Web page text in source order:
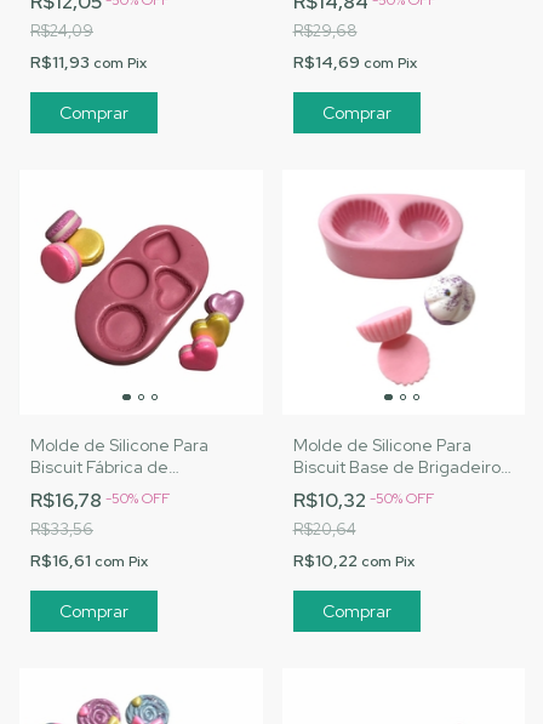
|Cód. 2817
R$24,09
R$11,93 com Pix
R$29,68
R$14,69 com Pix
Molde de Silicone Para
Biscuit Fábrica de
Macarrons da Nai - MJ
Artesanatos |Cód. 2831
R$16,78 -50%OFF
R$33,56
R$16,61 com Pix
Molde de Silicone Para
Biscuit Base de Brigadeiro
P - MJ Artesanatos |Cód.
2835
R$10,32 -50%OFF
R$20,64
R$10,22 com Pix